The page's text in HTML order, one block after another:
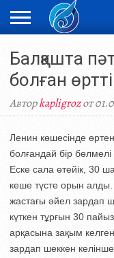
НОВОСТИ
ВИДЕО
ФОТОРЕПОРТАЖИ
ОРКЕН
LIVETV
Балқашта
болған
Авторkapligrozот
Ленин көшесінде
болғандай бір бөлмелі
Еске сала өтейік, 30
кеше түсте орын
жастағы әйел зардап
күткен тұрғын 30
арқасына зақым
зардап шеккен